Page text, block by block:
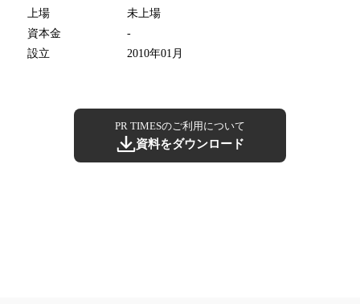
上場
未上場
資本金
-
設立
2010年01月
PR TIMESのご利用について
資料をダウンロード